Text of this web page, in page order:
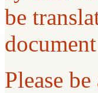
be
Please